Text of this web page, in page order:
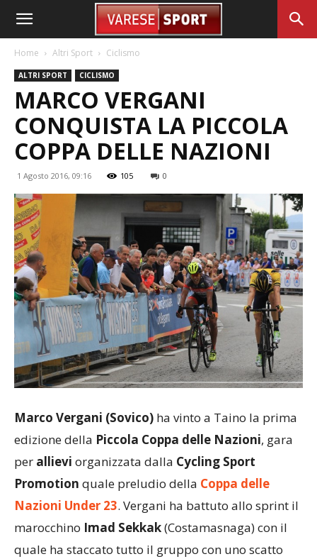
Home Altri Sport Ciclismo
ALTRI SPORT CICLISMO
MARCO VERGANI
CONQUISTA LA PICCOLA
COPPA DELLE NAZIONI
1 Agosto 2016, 09:16 105 0
Marco Vergani (Sovico) ha vinto a Taino la prima
edizione della Piccola Coppa delle Nazioni, gara
per allievi organizzata dalla Cycling Sport
Promotion quale preludio della Coppa delle
Nazioni Under 23. Vergani ha battuto allo sprint il
marocchino Imad Sekkak(Costamasnaga) con il
quale ha staccato tutto il gruppo con uno scatto